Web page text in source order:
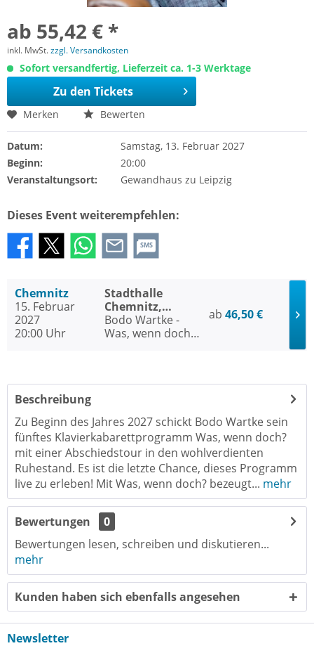
ab 55,42 € *
inkl. MwSt.zzgl. Versandkosten
Sofort versandfertig, Lieferzeit ca. 1-3 Werktage
Zu den Tickets
Merken Bewerten
Datum:
Samstag, 13. Februar 2027
Beginn:
20:00
Veranstaltungsort:
Gewandhaus zu Leipzig
Dieses Event weiterempfehlen:
SMS
Chemnitz
15. Februar
2027
20:00 Uhr
Stadthalle
Chemnitz,
Stadthallen-Saal
Bodo Wartke -
Was, wenn doch?
ab 46,50 €
Beschreibung
Zu Beginn des Jahres 2027 schickt Bodo Wartke sein
fünftes Klavierkabarettprogramm Was, wenn doch?
mit einer Abschiedstour in den wohlverdienten
Ruhestand. Es ist die letzte Chance, dieses Programm
live zu erleben! Mit Was, wenn doch? bezeugt... mehr
Bewertungen
0
Bewertungen lesen, schreiben und diskutieren...
mehr
Kunden haben sich ebenfalls angesehen
Newsletter